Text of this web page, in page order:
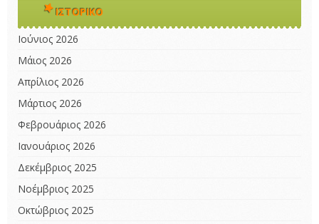
ΙΣΤΟΡΙΚΌ
Ιούνιος 2026
Μάιος 2026
Απρίλιος 2026
Μάρτιος 2026
Φεβρουάριος 2026
Ιανουάριος 2026
Δεκέμβριος 2025
Νοέμβριος 2025
Οκτώβριος 2025